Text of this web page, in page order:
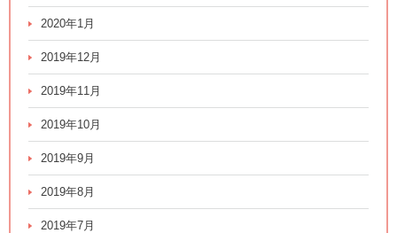
2020年1月
2019年12月
2019年11月
2019年10月
2019年9月
2019年8月
2019年7月